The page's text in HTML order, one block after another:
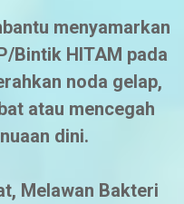
menyamarkan
Bintik HITAM pada
noda gelap,
atau mencegah
dini.
Melawan Bakteri